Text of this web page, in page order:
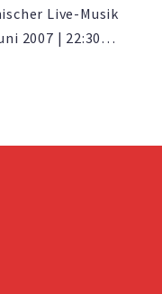
Live-Musik
2007 | 22:30
A. Duponts